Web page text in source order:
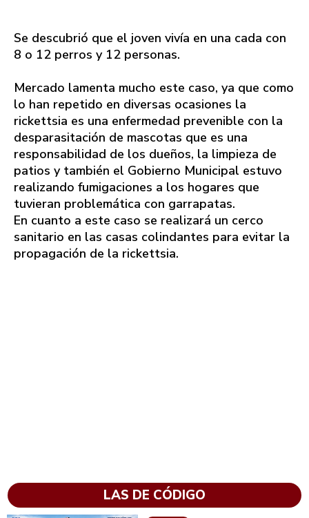
Se descubrió que el joven vivía en una cada con
8 o 12 perros y 12 personas.
Mercado lamenta mucho este caso, ya que como
lo han repetido en diversas ocasiones la
rickettsia es una enfermedad prevenible con la
desparasitación de mascotas que es una
responsabilidad de los dueños, la limpieza de
patios y también el Gobierno Municipal estuvo
realizando fumigaciones a los hogares que
tuvieran problemática con garrapatas.
En cuanto a este caso se realizará un cerco
sanitario en las casas colindantes para evitar la
propagación de la rickettsia.
LAS DE CÓDIGO